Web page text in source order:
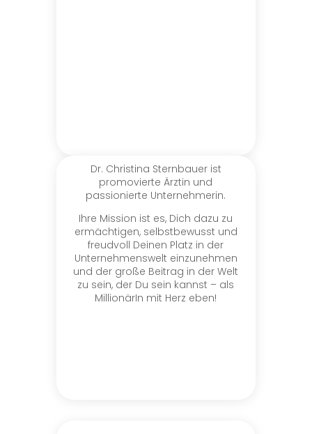
Dr. Christina Sternbauer ist
promovierte Ärztin und
passionierte Unternehmerin.
Ihre Mission ist es, Dich dazu zu
ermächtigen, selbstbewusst und
freudvoll Deinen Platz in der
Unternehmenswelt einzunehmen
und der große Beitrag in der Welt
zu sein, der Du sein kannst – als
MillionärIn mit Herz eben!